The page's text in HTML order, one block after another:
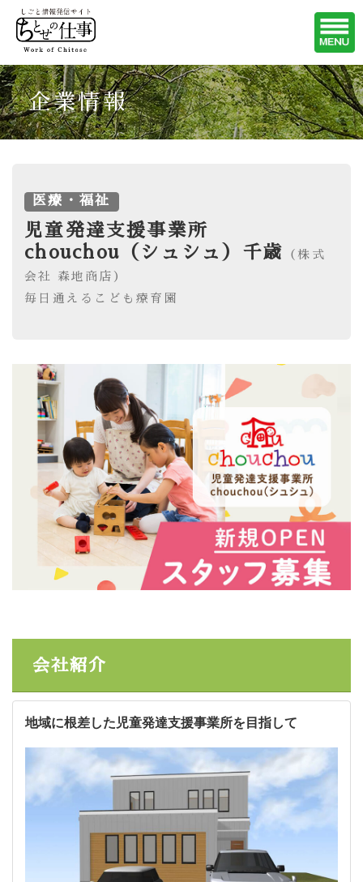
企業情報
医療・福祉
児童発達支援事業所
chouchou（シュシュ）千歳
（株式
会社 森地商店）
毎日通えるこども療育園
会社紹介
地域に根差した児童発達支援事業所を目指して